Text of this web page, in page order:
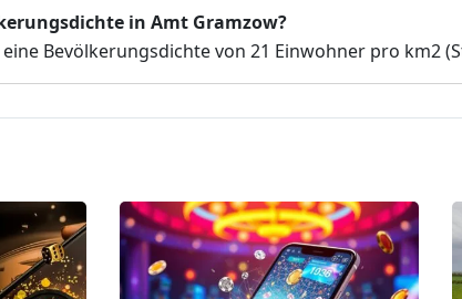
in Amt Gramzow?
Bevölkerungsdichte von 21 Einwohner pro km2